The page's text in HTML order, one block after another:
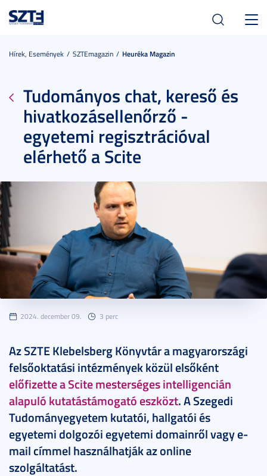
Hírek, Események SZTEmagazin Heuréka Magazin
Tudományos chat, kereső és
hivatkozásellenőrző -
egyetemi regisztrációval
elérhető a Scite
2024. december 09. 3 perc
Az SZTE Klebelsberg Könyvtár a magyarországi
felsőoktatási intézmények közül elsőként
előfizette a Scite mesterséges intelligencián
alapuló kutatástámogató eszközt. A Szegedi
Tudományegyetem kutatói, hallgatói és
egyetemi dolgozói egyetemi domainről vagy e-
mail címmel használhatják az online
szolgáltatást.